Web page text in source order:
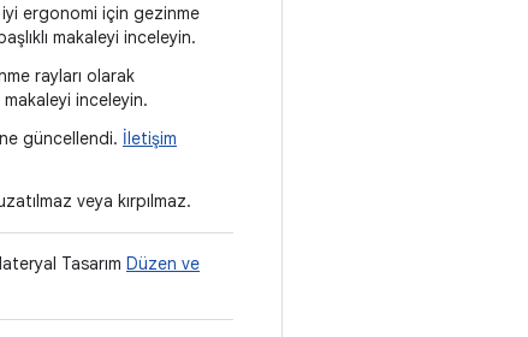
ergonomi için gezinme
makaleyi inceleyin.
rayları olarak
makaleyi inceleyin.
güncellendi. İletişim
veya kırpılmaz.
Tasarım Düzen ve